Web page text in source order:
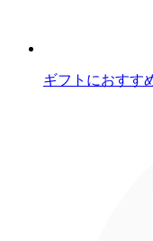
ギフトにおすす